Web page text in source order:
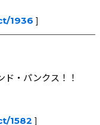
1936 ]
ド・パンクス！！
1582 ]